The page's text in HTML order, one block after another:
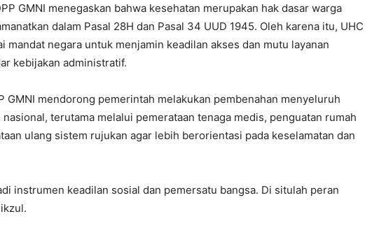
GMNI menegaskan bahwa kesehatan merupakan hak dasar warga
dalam Pasal 28H dan Pasal 34 UUD 1945. Oleh karena itu, UHC
mandat negara untuk menjamin keadilan akses dan mutu layanan
kebijakan administratif.
GMNI mendorong pemerintah melakukan pembenahan menyeluruh
terutama melalui pemerataan tenaga medis, penguatan rumah
ulang sistem rujukan agar lebih berorientasi pada keselamatan dan
instrumen keadilan sosial dan pemersatu bangsa. Di situlah peran